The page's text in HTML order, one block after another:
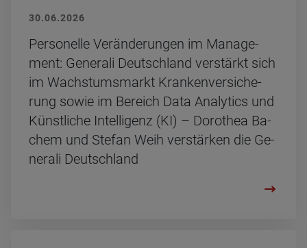
30.06.2026
Per­so­nel­le Ver­än­de­run­gen im Ma­nage­
ment: Ge­ne­ra­li Deutsch­land ver­stärkt sich
im Wachs­tums­markt Kran­ken­ver­si­che­
rung sowie im Be­reich Data Ana­ly­tics und
Künst­li­che In­tel­li­genz (KI) – Do­ro­thea Ba­
chem und Ste­fan Weih ver­stär­ken die Ge­
ne­ra­li Deutsch­land